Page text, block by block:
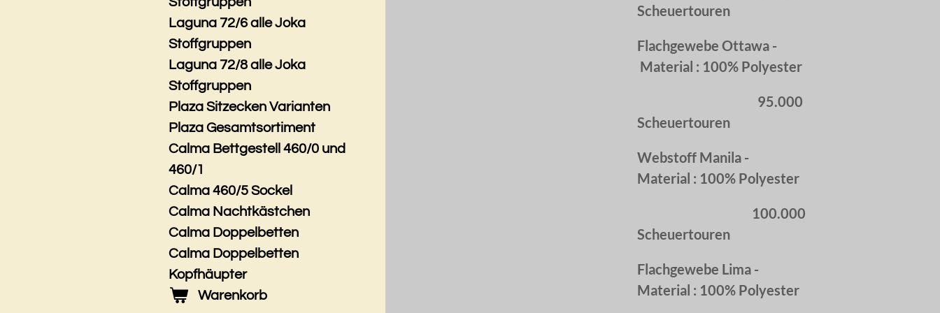
Scheuertouren
Flachgewebe Ottawa -
Material : 100% Polyester
95.000
Scheuertouren
Webstoff Manila -
Material : 100% Polyester
100.000
Scheuertouren
Flachgewebe Lima -
Material : 100% Polyester
Laguna 72/6 alle Joka
Stoffgruppen
Laguna 72/8 alle Joka
Stoffgruppen
Plaza Sitzecken Varianten
Plaza Gesamtsortiment
Calma Bettgestell 460/0 und
460/1
Calma 460/5 Sockel
Calma Nachtkästchen
Calma Doppelbetten
Calma Doppelbetten
Kopfhäupter
Warenkorb